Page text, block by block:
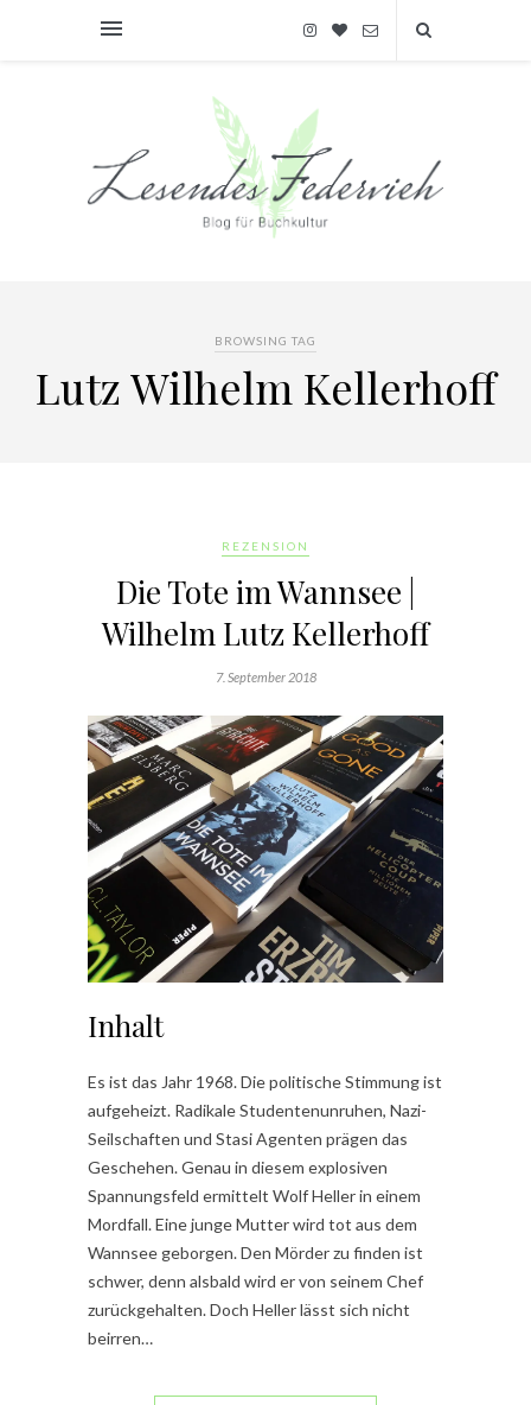
BROWSING TAG
Lutz Wilhelm Kellerhoff
REZENSION
Die Tote im Wannsee |
Wilhelm Lutz Kellerhoff
7. September 2018
Inhalt
Es ist das Jahr 1968. Die politische Stimmung ist
aufgeheizt. Radikale Studentenunruhen, Nazi-
Seilschaften und Stasi Agenten prägen das
Geschehen. Genau in diesem explosiven
Spannungsfeld ermittelt Wolf Heller in einem
Mordfall. Eine junge Mutter wird tot aus dem
Wannsee geborgen. Den Mörder zu finden ist
schwer, denn alsbald wird er von seinem Chef
zurückgehalten. Doch Heller lässt sich nicht
beirren…